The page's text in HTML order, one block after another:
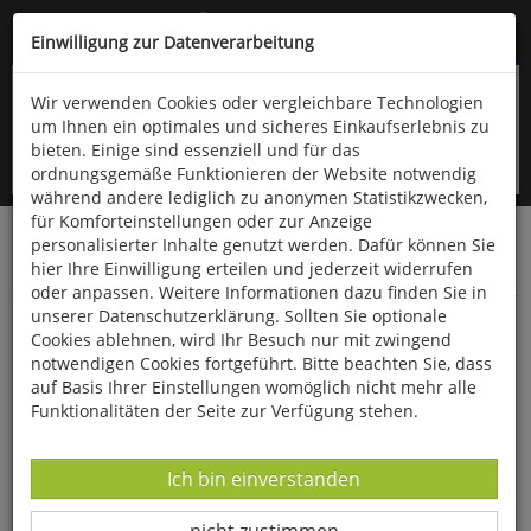
Kompletten Head der Seite überspringen
oder (06766) 9323-960
Startseite Bücher Downloads
Zeitschriften
Der Falke
Beobachtungstipp: Der Hasbruch in
Niedersachsen
Einwilligung zur Datenverarbeitung
Wir verwenden Cookies oder vergleichbare Technologien
um Ihnen ein optimales und sicheres Einkaufserlebnis zu
bieten. Einige sind essenziell und für das
ordnungsgemäße Funktionieren der Website notwendig
während andere lediglich zu anonymen Statistikzwecken,
für Komforteinstellungen oder zur Anzeige
personalisierter Inhalte genutzt werden. Dafür können Sie
hier Ihre Einwilligung erteilen und jederzeit widerrufen
oder anpassen. Weitere Informationen dazu finden Sie in
unserer Datenschutzerklärung. Sollten Sie optionale
Cookies ablehnen, wird Ihr Besuch nur mit zwingend
notwendigen Cookies fortgeführt. Bitte beachten Sie, dass
auf Basis Ihrer Einstellungen womöglich nicht mehr alle
Funktionalitäten der Seite zur Verfügung stehen.
Datenverarbeitung -
Ich bin einverstanden